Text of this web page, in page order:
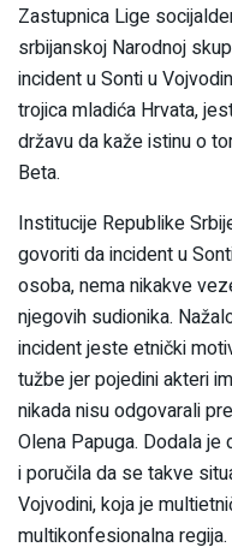
Zastupnica Lige
srbijanskoj Narodnoj
incident u Sonti u
trojica mladića Hrvata,
državu da kaže istinu o
Beta.
Institucije Republike
govoriti da incident u
osoba, nema nikakve
njegovih sudionika.
incident jeste etnički
tužbe jer pojedini akteri
nikada nisu odgovarali
Olena Papuga. Dodala
i poručila da se takve
Vojvodini, koja je
multikonfesionalna regija.